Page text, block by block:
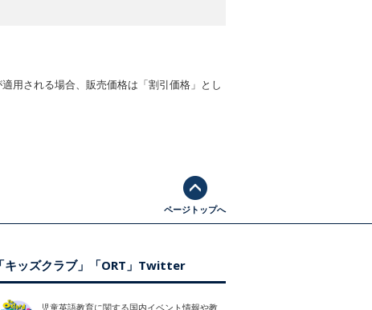
用される場合、販売価格は「割引価格」とし
ページトップへ
「キッズクラブ」「ORT」Twitter
児童英語教育に関する国内イベント情報や教